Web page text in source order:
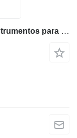
Vyklyuchatel 14562193 cuadro de instrumentos para Volvo EC210B excavadora